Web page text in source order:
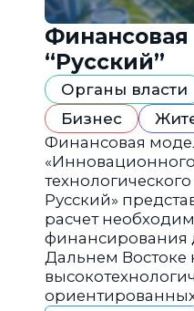
“Русский”
Органы власти
Бизнес
Финансовая
Русский»
расчет
финансирования
Дальнем Востоке